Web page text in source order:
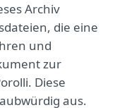
Archiv
die eine
und
zur
Diese
aus.